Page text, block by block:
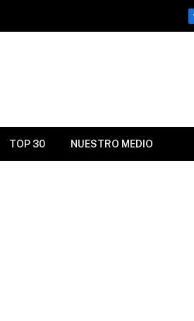
TOP 30 NUESTRO MEDIO